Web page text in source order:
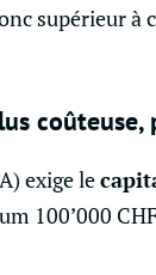
supérieur à
exige le
100’000